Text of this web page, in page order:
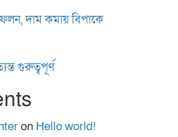
ফলন, দাম কমায় বিপাকে
গুরুত্বপূর্ণ
on Hello world!